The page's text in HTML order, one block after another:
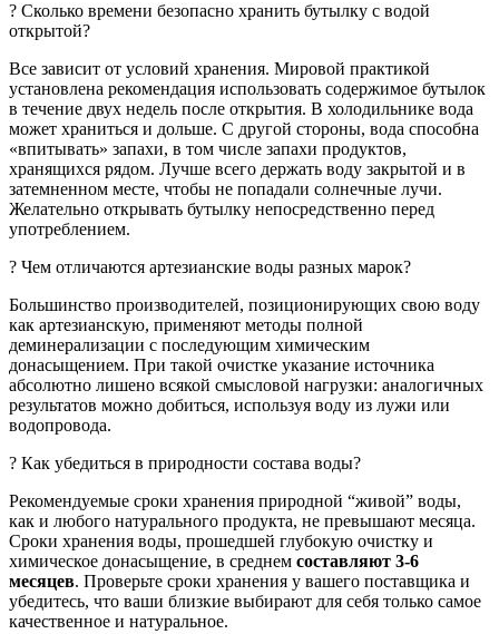
? Сколько времени безопасно хранить бутылку c водой
открытой?
Все зависит от условий хранения. Мировой практикой
установлена рекомендация использовать содержимое бутылок
в течение двух недель после открытия. В холодильнике вода
может храниться и дольше. С другой стороны, вода способна
«впитывать» запахи, в том числе запахи продуктов,
хранящихся рядом. Лучше всего держать воду закрытой и в
затемненном месте, чтобы не попадали солнечные лучи.
Желательно открывать бутылку непосредственно перед
употреблением.
? Чем отличаются артезианские воды разных марок?
Большинство производителей, позиционирующих свою воду
как артезианскую, применяют методы полной
деминерализации с последующим химическим
донасыщением. При такой очистке указание источника
абсолютно лишено всякой смысловой нагрузки: аналогичных
результатов можно добиться, используя воду из лужи или
водопровода.
? Как убедиться в природности состава воды?
Рекомендуемые сроки хранения природной “живой” воды,
как и любого натурального продукта, не превышают месяца.
Сроки хранения воды, прошедшей глубокую очистку и
химическое донасыщение, в среднем составляют 3-6
месяцев. Проверьте сроки хранения у вашего поставщика и
убедитесь, что ваши близкие выбирают для себя только самое
качественное и натуральное.